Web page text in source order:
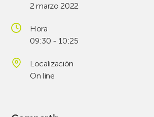
2 marzo 2022
Hora
09:30 - 10:25
Localización
On line